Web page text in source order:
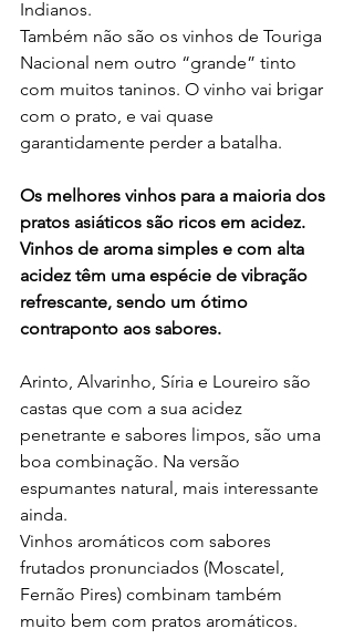
Indianos.
Também não são os vinhos de Touriga
Nacional nem outro “grande” tinto
com muitos taninos. O vinho vai brigar
com o prato, e vai quase
garantidamente perder a batalha.
Os melhores vinhos para a maioria dos
pratos asiáticos são ricos em acidez.
Vinhos de aroma simples e com alta
acidez têm uma espécie de vibração
refrescante, sendo um ótimo
contraponto aos sabores.
Arinto, Alvarinho, Síria e Loureiro são
castas que com a sua acidez
penetrante e sabores limpos, são uma
boa combinação. Na versão
espumantes natural, mais interessante
ainda.
Vinhos aromáticos com sabores
frutados pronunciados (Moscatel,
Fernão Pires) combinam também
muito bem com pratos aromáticos.